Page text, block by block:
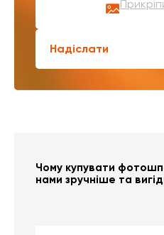
Надіслати
Чому купувати
нами зручніше та